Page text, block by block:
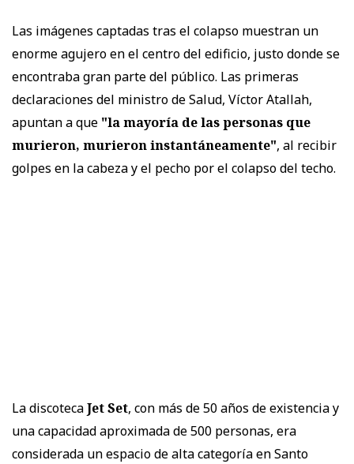
Las imágenes captadas tras el colapso muestran un
enorme agujero en el centro del edificio, justo donde se
encontraba gran parte del público. Las primeras
declaraciones del ministro de Salud, Víctor Atallah,
apuntan a que "la mayoría de las personas que
murieron, murieron instantáneamente", al recibir
golpes en la cabeza y el pecho por el colapso del techo.
La discotecaJet Set, con más de 50 años de existencia y
una capacidad aproximada de 500 personas, era
considerada un espacio de alta categoría en Santo